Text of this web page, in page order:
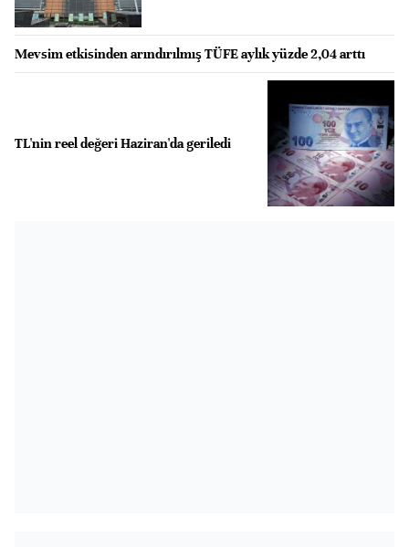
Mevsim etkisinden arındırılmış TÜFE aylık yüzde 2,04 arttı
TL'nin reel değeri Haziran'da geriledi